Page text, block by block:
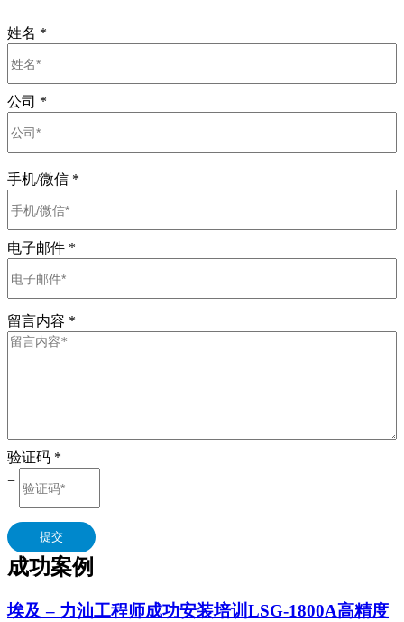
姓名 *
公司 *
手机/微信 *
电子邮件 *
留言内容 *
验证码 *
=
提交
成功案例
埃及 – 力汕工程师成功安装培训LSG-1800A高精度